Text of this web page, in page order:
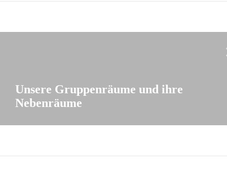
Unsere Gruppenräume und ihre
Nebenräume